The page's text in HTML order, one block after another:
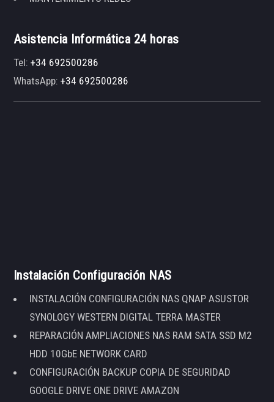
Asistencia Informática 24 horas
Tel:+34 692500286
WhatsApp:+34 692500286
Instalación Configuración NAS
INSTALACIÓN CONFIGURACIÓN NAS QNAP ASUSTOR
SYNOLOGY WESTERN DIGITAL TERRA MASTER
REPARACIÓN AMPLIACIONES NAS RAM SATA SSD M2
HDD 10GbE NETWORK CARD
CONFIGURACIÓN BACKUP COPIA DE SEGURIDAD
GOOGLE DRIVE ONE DRIVE AMAZON